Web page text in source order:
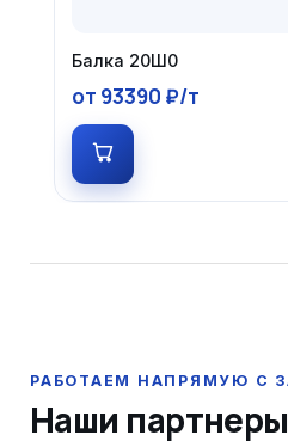
Балка 20Ш0
от 93390 ₽/т
Наши партнеры